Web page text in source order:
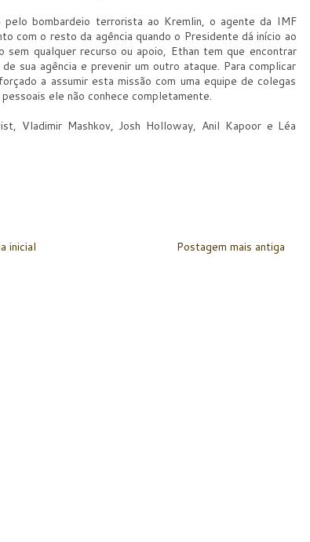
pelo bombardeio terrorista ao Kremlin, o agente da IMF
com o resto da agência quando o Presidente dá início ao
sem qualquer recurso ou apoio, Ethan tem que encontrar
sua agência e prevenir um outro ataque. Para complicar
a assumir esta missão com uma equipe de colegas
ele não conhece completamente.
Vladimir Mashkov, Josh Holloway, Anil Kapoor e Léa
Postagem mais antiga
inicial